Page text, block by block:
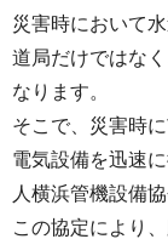
災害時において
道局だけではな
なります。
そこで、災害時
電気設備を迅速
人横浜管機設備
この協定により